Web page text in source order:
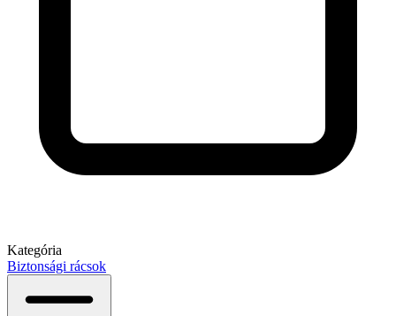
Kategória
Biztonsági rácsok